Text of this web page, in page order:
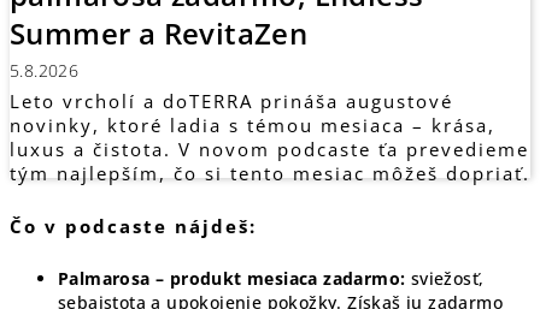
Summer a RevitaZen
5.8.2026
Leto vrcholí a doTERRA prináša augustové
novinky, ktoré ladia s témou mesiaca – krása,
luxus a čistota. V novom podcaste ťa prevedieme
tým najlepším, čo si tento mesiac môžeš dopriať.
Čo v podcaste nájdeš:
Palmarosa – produkt mesiaca zadarmo: sviežosť,
sebaistota a upokojenie pokožky. Získaš ju zadarmo